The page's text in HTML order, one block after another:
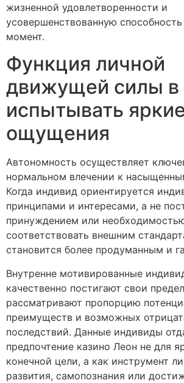
жизненной удовлетворенности и
усовершенствованную
момент.
Функция личной
движущей силы в
испытывать
ощущения
Автономность осуществляет
нормальном влечении к
Когда индивид ориентируется
принципами и интересами, а не
принуждением или
соответствовать внешним
становится более продуманным и
Внутренне мотивированные
качественно постигают свои
рассматривают пропорцию
преимуществ и возможных
последствий. Данные индивиды
предпочтение казино Леон не для
конечной цели, а как инструмент
развития, самопознания или